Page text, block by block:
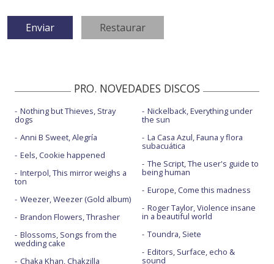
PRO. NOVEDADES DISCOS
Nothing but Thieves, Stray
dogs
Anni B Sweet, Alegría
Eels, Cookie happened
Interpol, This mirror weighs a
ton
Weezer, Weezer (Gold album)
Brandon Flowers, Thrasher
Blossoms, Songs from the
wedding cake
Chaka Khan, Chakzilla
Nickelback, Everything under
the sun
La Casa Azul, Fauna y flora
subacuática
The Script, The user's guide to
being human
Europe, Come this madness
Roger Taylor, Violence insane
in a beautiful world
Toundra, Siete
Editors, Surface, echo &
sound